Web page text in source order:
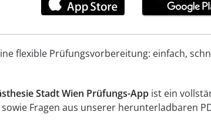
flexible Prüfungsvorbereitung: einfach,
Stadt Wien Prüfungs-Appist ein
Fragen aus unserer herunterladbaren